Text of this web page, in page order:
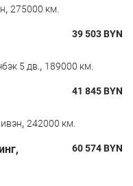
, 275000 км.
39 503BYN
5 дв., 189000 км.
41 845BYN
, 242000 км.
60 574BYN